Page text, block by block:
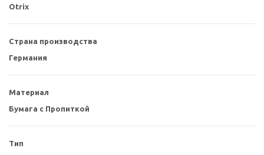
Otrix
Страна производства
Германия
Материал
Бумага с Пропиткой
Тип